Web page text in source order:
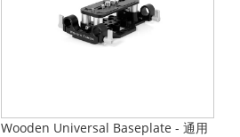
Wooden Universal Baseplate - 通用